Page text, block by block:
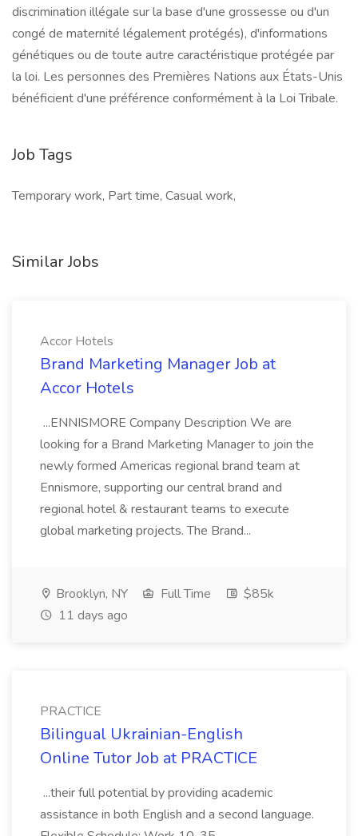
discrimination illégale sur la base d'une grossesse ou d'un
congé de maternité légalement protégés), d'informations
génétiques ou de toute autre caractéristique protégée par
la loi. Les personnes des Premières Nations aux États-Unis
bénéficient d'une préférence conformément à la Loi Tribale.
Job Tags
Temporary work, Part time, Casual work,
Similar Jobs
Accor Hotels
Brand Marketing Manager Job at
Accor Hotels
...ENNISMORE Company Description We are
looking for a Brand Marketing Manager to join the
newly formed Americas regional brand team at
Ennismore, supporting our central brand and
regional hotel & restaurant teams to execute
global marketing projects. The Brand...
Brooklyn, NY Full Time
$85k
11 days ago
PRACTICE
Bilingual Ukrainian-English
Online Tutor Job at PRACTICE
...their full potential by providing academic
assistance in both English and a second language.